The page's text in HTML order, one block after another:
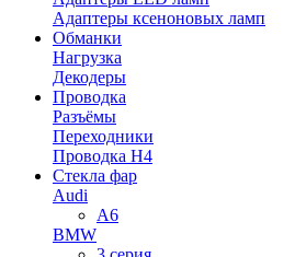
Адаптеры ксеноновых ламп
Обманки
Нагрузка
Декодеры
Проводка
Разъёмы
Переходники
Проводка H4
Стекла фар
Audi
A6
BMW